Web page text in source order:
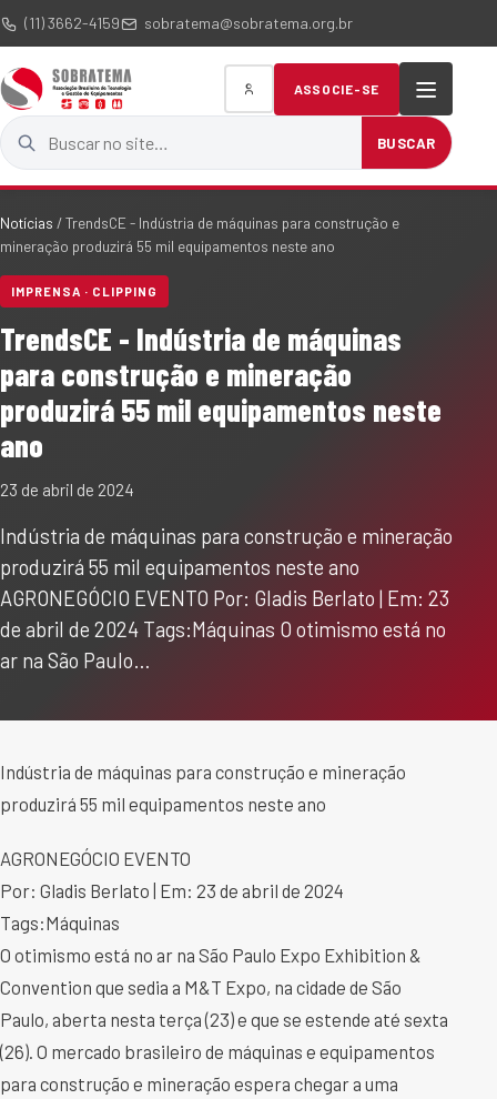
(11) 3662-4159 sobratema@sobratema.org.br
Buscar no site
BUSCAR
ASSOCIE-SE
Notícias /TrendsCE - Indústria de máquinas para construção e
mineração produzirá 55 mil equipamentos neste ano
IMPRENSA · CLIPPING
TrendsCE - Indústria de máquinas
para construção e mineração
produzirá 55 mil equipamentos neste
ano
23 de abril de 2024
Indústria de máquinas para construção e mineração
produzirá 55 mil equipamentos neste ano
AGRONEGÓCIO EVENTO Por: Gladis Berlato | Em: 23
de abril de 2024 Tags:Máquinas O otimismo está no
ar na São Paulo…
Indústria de máquinas para construção e mineração
produzirá 55 mil equipamentos neste ano
AGRONEGÓCIO EVENTO
Por: Gladis Berlato | Em: 23 de abril de 2024
Tags:Máquinas
O otimismo está no ar na São Paulo Expo Exhibition &
Convention que sedia a M&T Expo, na cidade de São
Paulo, aberta nesta terça (23) e que se estende até sexta
(26). O mercado brasileiro de máquinas e equipamentos
para construção e mineração espera chegar a uma